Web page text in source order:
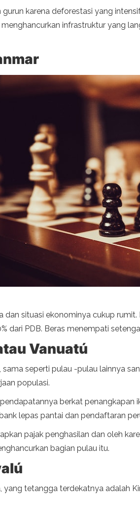
gurun karena deforestasi yang
infrastruktur yang
dan situasi ekonominya cukup
dari PDB. Beras menempati
Vanuatú
sama seperti pulau -pulau lainnya
populasi.
berkat
lepas pantai dan pendaftaran
pajak penghasilan dan oleh
bagian pulau itu.
yang tetangga terdekatnya adalah